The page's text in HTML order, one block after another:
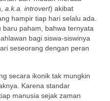
a.k.a. introvert) akibat
hampir tiap hari selalu ada.
baru paham, bahwa ternyata
bagi siswa-siswinya
seseorang dengan peran
secara ikonik tak mungkin
Karena standar
manusia sejak zaman